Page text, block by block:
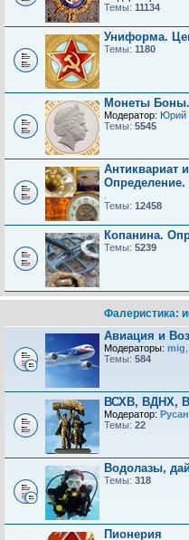
Темы: 11134
Униформа.
Темы: 1180
Монеты
Модератор: Юрий
Темы: 5545
Антиквариат
Определение.
Темы: 12458
Копанина.
Темы: 5239
Фалеристика:
Авиация и
Модераторы: mig
Темы: 584
ВСХВ, ВДНХ,
Модератор:
Темы: 22
Водолазы,
Темы: 318
Пионерия